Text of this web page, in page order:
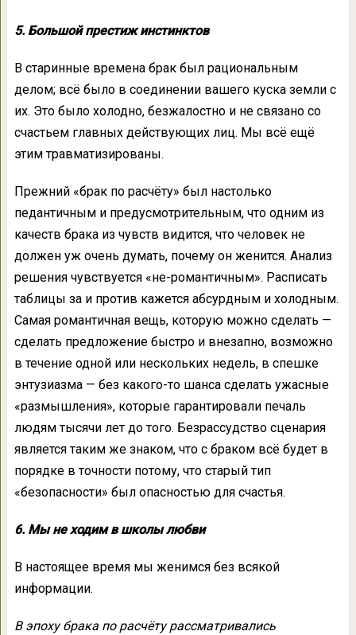
5. Большой престиж инстинктов
В старинные времена брак был рациональным
делом; всё было в соединении вашего куска земли с
их. Это было холодно, безжалостно и не связано со
счастьем главных действующих лиц. Мы всё ещё
этим травматизированы.
Прежний «брак по расчёту» был настолько
педантичным и предусмотрительным, что одним из
качеств брака из чувств видится, что человек не
должен уж очень думать, почему он женится. Анализ
решения чувствуется «не-романтичным». Расписать
таблицы за и против кажется абсурдным и холодным.
Самая романтичная вещь, которую можно сделать —
сделать предложение быстро и внезапно, возможно
в течение одной или нескольких недель, в спешке
энтузиазма — без какого-то шанса сделать ужасные
«размышления», которые гарантировали печаль
людям тысячи лет до того. Безрассудство сценария
является таким же знаком, что с браком всё будет в
порядке в точности потому, что старый тип
«безопасности» был опасностью для счастья.
6. Мы не ходим в школы любви
В настоящее время мы женимся без всякой
информации.
В эпоху брака по расчёту рассматривались